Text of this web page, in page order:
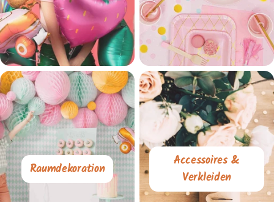
Raumdekoration
Accessoires &
Verkleiden